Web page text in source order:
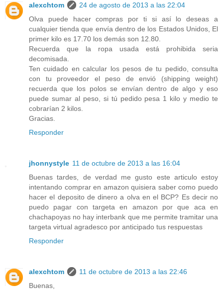
alexchtom
24 de agosto de 2013 a las 22:04
Olva puede hacer compras por ti si así lo deseas a
cualquier tienda que envía dentro de los Estados Unidos, El
primer kilo es 17.70 los demás son 12.80.
Recuerda que la ropa usada está prohibida seria
decomisada.
Ten cuidado en calcular los pesos de tu pedido, consulta
con tu proveedor el peso de envió (shipping weight)
recuerda que los polos se envían dentro de algo y eso
puede sumar al peso, si tú pedido pesa 1 kilo y medio te
cobrarían 2 kilos.
Gracias.
Responder
jhonnystyle 11 de octubre de 2013 a las 16:04
Buenas tardes, de verdad me gusto este articulo estoy
intentando comprar en amazon quisiera saber como puedo
hacer el deposito de dinero a olva en el BCP? Es decir no
puedo pagar con targeta en amazon por que aca en
chachapoyas no hay interbank que me permite tramitar una
targeta virtual agradesco por anticipado tus respuestas
Responder
alexchtom
11 de octubre de 2013 a las 22:46
Buenas,